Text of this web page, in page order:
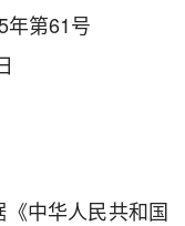
年第61号
中华人民共和国